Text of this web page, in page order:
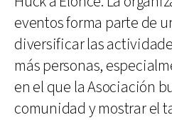
eventos forma parte de
diversificar las
más personas,
en el que la Asociación
comunidad y mostrar el